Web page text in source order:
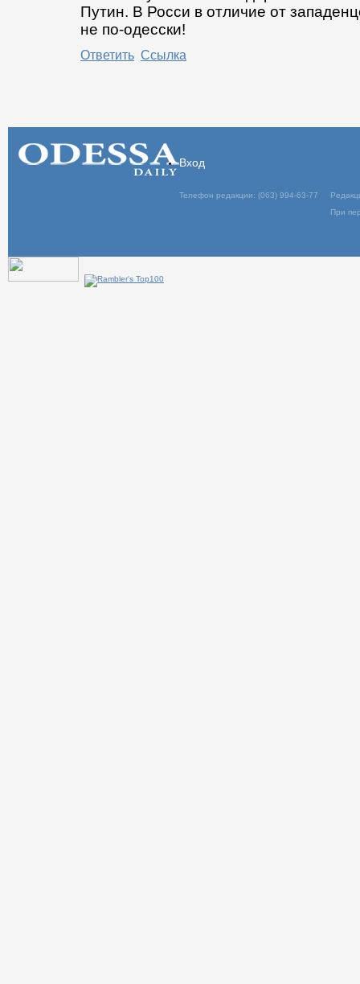
Путин. В Росси в отличие от
не по-одесски!
Ответить Ссылка
Вход
Телефон редакции: (063) 994-63-77
При